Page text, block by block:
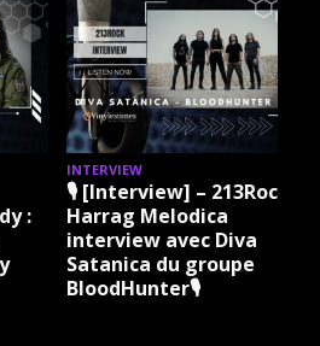
:
INTERVIEW
🎙 [Interview] – 213Rock
Harrag Melodica
interview avec Diva
Satanica du groupe
BloodHunter🎙